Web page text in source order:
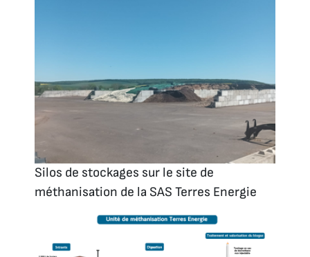
Silos de stockages sur le site de
méthanisation de la SAS Terres Energie